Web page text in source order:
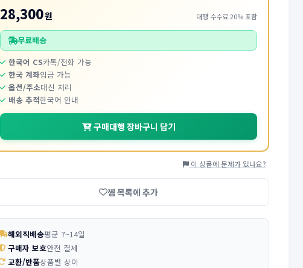
28,300원 대행 수수료 20% 포함
무료배송
한국어 CS카톡/전화 가능
한국 계좌입금 가능
옵션/주소대신 처리
배송 추적한국어 안내
구매대행 장바구니 담기
이 상품에 문제가 있나요?
찜 목록에 추가
해외직배송평균 7~14일
구매자 보호안전 결제
교환/반품상품별 상이